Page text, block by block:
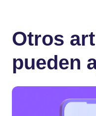
Otros
pueden